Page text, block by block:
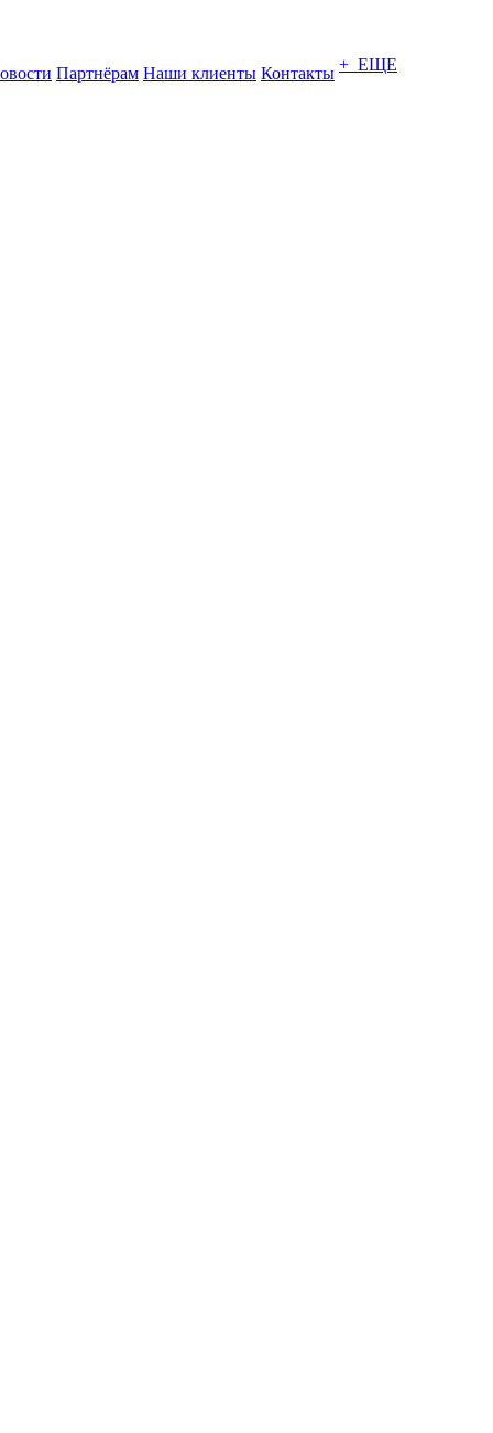
Партнёрам Наши клиенты Контакты + ЕЩЕ